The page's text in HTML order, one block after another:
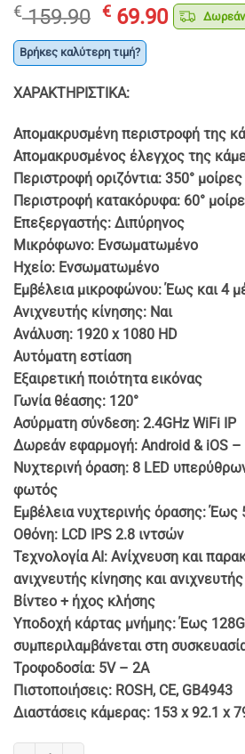
€159.90 Original
price
was:
€ 69.90Η
Δωρεάν
Βρήκες καλύτερη τιμή?
ΧΑΡΑΚΤΗΡΙΣΤΙΚΑ:
Απομακρυσμένη περιστροφή της
Απομακρυσμένος έλεγχος της
Περιστροφή οριζόντια: 350° μοίρες
Περιστροφή κατακόρυφα: 60°
Επεξεργαστής: Διπύρηνος
Μικρόφωνο: Ενσωματωμένο
Ηχείο: Ενσωματωμένο
Εμβέλεια μικροφώνου: Έως και 4
Ανιχνευτής κίνησης: Ναι
Ανάλυση: 1920 x 1080 HD
Αυτόματη εστίαση
Εξαιρετική ποιότητα εικόνας
Γωνία θέασης: 120°
Ασύρματη σύνδεση: 2.4GHz WiFi IP
Δωρεάν εφαρμογή: Android & iOS –
Νυχτερινή όραση: 8 LED
φωτός
Εμβέλεια νυχτερινής όρασης: Έως
Οθόνη: LCD IPS 2.8 ιντσών
Τεχνολογία AI: Ανίχνευση και
ανιχνευτής κίνησης και
Βίντεο + ήχος κλήσης
Υποδοχή κάρτας μνήμης: Έως
συμπεριλαμβάνεται στη
Τροφοδοσία: 5V – 2A
Πιστοποιήσεις: ROSH, CE, GB4943
Διαστάσεις κάμερας: 153 x 92.1 x